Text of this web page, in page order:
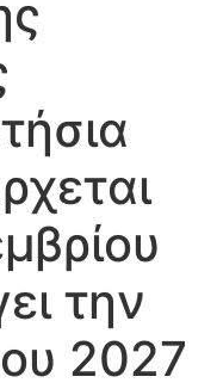
την
2027